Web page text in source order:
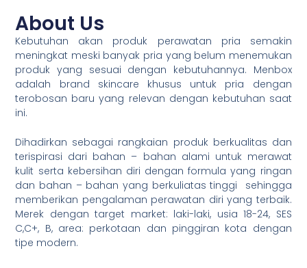
About Us
Kebutuhan akan produk perawatan pria semakin
meningkat meski banyak pria yang belum menemukan
produk yang sesuai dengan kebutuhannya. Menbox
adalah brand skincare khusus untuk pria dengan
terobosan baru yang relevan dengan kebutuhan saat
ini.
Dihadirkan sebagai rangkaian produk berkualitas dan
terispirasi dari bahan – bahan alami untuk merawat
kulit serta kebersihan diri dengan formula yang ringan
dan bahan – bahan yang berkuliatas tinggi sehingga
memberikan pengalaman perawatan diri yang terbaik.
Merek dengan target market: laki-laki, usia 18-24, SES
C,C+, B, area: perkotaan dan pinggiran kota dengan
tipe modern.